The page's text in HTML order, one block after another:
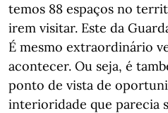
temos 88 espaços no
irem visitar. Este da
É mesmo extraordinário
acontecer. Ou seja, é
ponto de vista de
interioridade que parecia